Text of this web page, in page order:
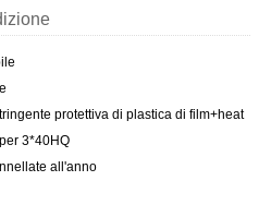
protettiva di plastica di film+heat
3*40HQ
all'anno